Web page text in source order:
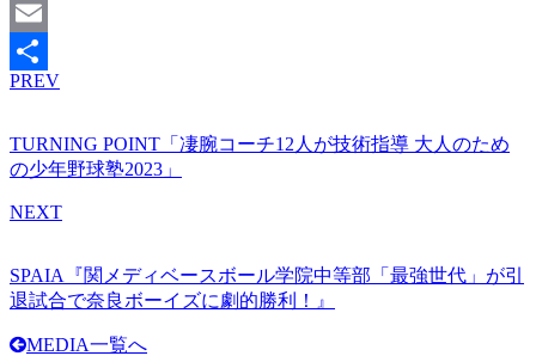
Twitter
Email
共
PREV
TURNING POINT「凄腕コーチ12人が技術指導 大人のため
の少年野球塾2023」
NEXT
SPAIA『関メディベースボール学院中等部「最強世代」が引
退試合で奈良ボーイズに劇的勝利！』
MEDIA一覧へ